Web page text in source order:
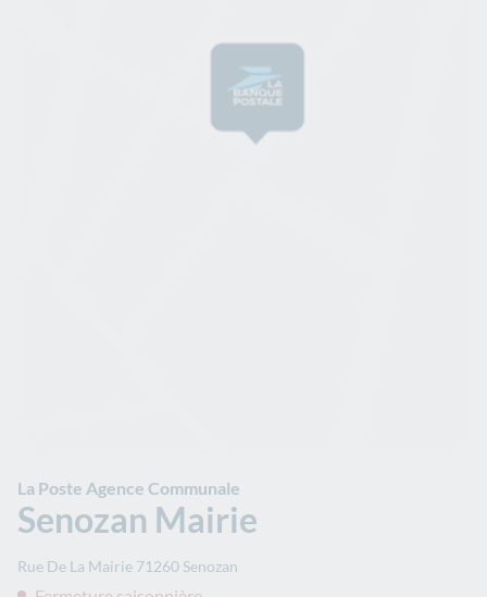
La Poste Agence Communale
Senozan Mairie
Rue De La Mairie 71260 Senozan